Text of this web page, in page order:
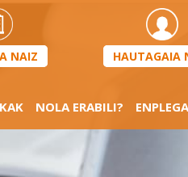
NAIZ HAUTAGAIA
NOLA ERABILI?